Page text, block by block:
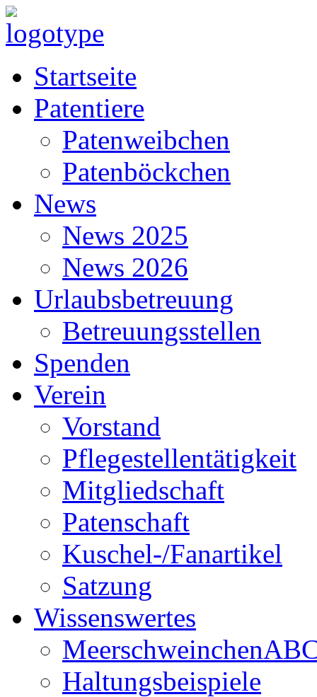
Startseite
Patentiere
Patenweibchen
Patenböckchen
News
News 2025
News 2026
Urlaubsbetreuung
Betreuungsstellen
Spenden
Verein
Vorstand
Pflegestellentätigkeit
Mitgliedschaft
Patenschaft
Kuschel-/Fanartikel
Satzung
Wissenswertes
Haltungsbeispiele